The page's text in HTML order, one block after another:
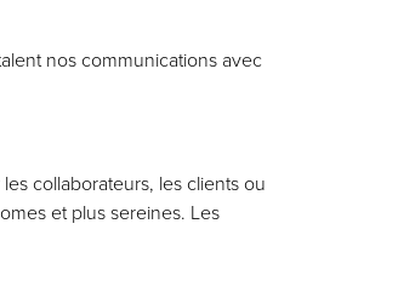
nos communications avec
collaborateurs, les clients ou
et plus sereines. Les